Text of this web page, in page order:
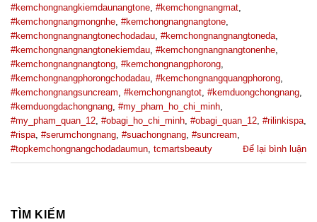
#kemchongnangkiemdaunangtone, #kemchongnangmat,
#kemchongnangmongnhe, #kemchongnangnangtone,
#kemchongnangnangtonechodadau, #kemchongnangnangtoneda,
#kemchongnangnangtonekiemdau, #kemchongnangnangtonenhe,
#kemchongnangnangtong, #kemchongnangphorong,
#kemchongnangphorongchodadau, #kemchongnangquangphorong,
#kemchongnangsuncream, #kemchongnangtot, #kemduongchongnang,
#kemduongdachongnang, #my_pham_ho_chi_minh,
#my_pham_quan_12, #obagi_ho_chi_minh, #obagi_quan_12, #rilinkispa,
#rispa, #serumchongnang, #suachongnang, #suncream,
#topkemchongnangchodadaumun, tcmartsbeauty Để lại bình luận
TÌM KIẾM